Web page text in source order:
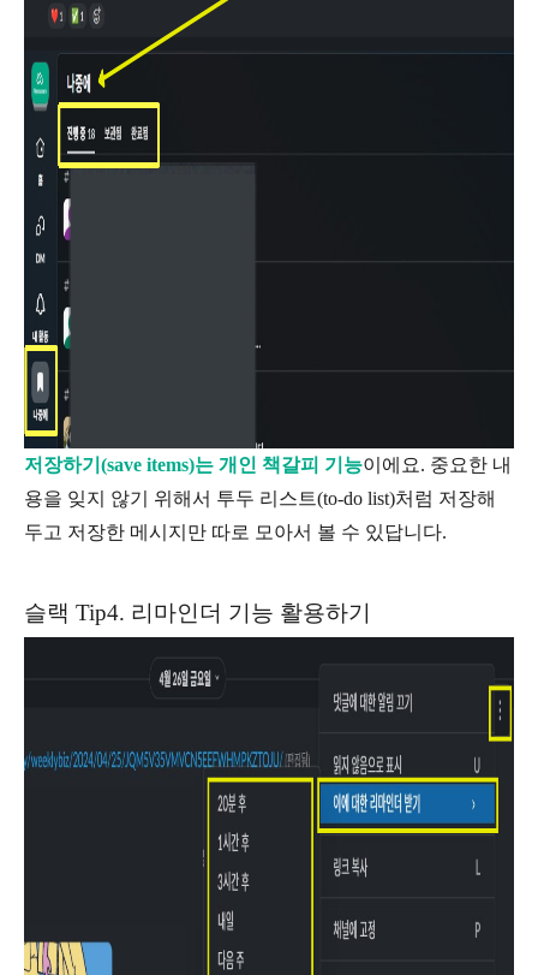
저장하기(save items)는 개인 책갈피 기능이에요. 중요한 내
용을 잊지 않기 위해서 투두 리스트(to-do list)처럼 저장해
두고 저장한 메시지만 따로 모아서 볼 수 있답니다.
슬랙 Tip4. 리마인더 기능 활용하기